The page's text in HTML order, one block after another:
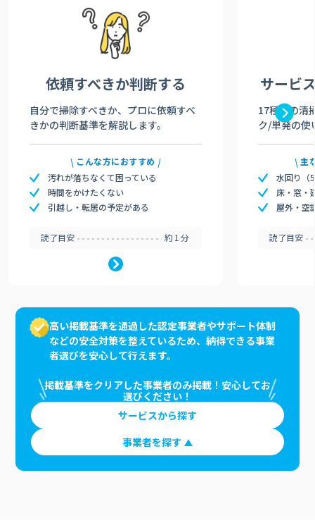
依頼すべきか判断する
自分で掃除すべきか、プロに依頼すべ
きかの判断基準を解説します。
こんな方におすすめ
汚れが落ちなくて困っている
時間をかけたくない
引越し・転居の予定がある
読了目安 約1分
サービ
17種類の清
ク/単発の使
主
水回り（
床・窓・
屋外・空
読了目安
高い掲載基準を通過した認定事業者やサポート体制
などの安全対策を整えているため、納得できる事業
者選びを安心して行えます。
掲載基準をクリアした事業者のみ掲載！安心してお
選びください！
サービスから探す
事業者を探す